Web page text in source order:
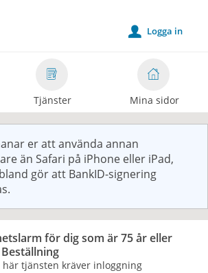
Tjänster Mina sidor
u Logga in
er att använda annan
än Safari på iPhone eller iPad,
gör att BankID-signering
för dig som är 75 år eller
här tjänsten kräver inloggning